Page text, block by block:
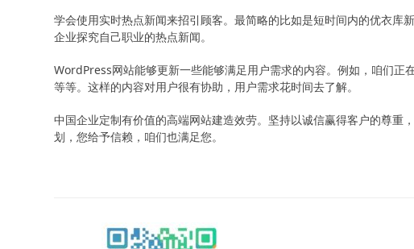
学会使用实时热点新闻来招引顾客。最简略的比如是短时间内的优衣库
企业探究自己职业的热点新闻。
WordPress网站能够更新一些能够满足用户需求的内容。例如，咱们
等等。这样的内容对用户很有协助，用户需求花时间去了解。
中国企业定制有价值的高端网站建造效劳。坚持以诚信赢得客户的尊
划，您给予信赖，咱们也满足您。